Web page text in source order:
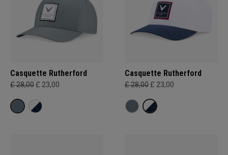
Casquette Rutherford
£ 28,00 £ 23,00
Casquette Rutherford
£ 28,00 £ 23,00